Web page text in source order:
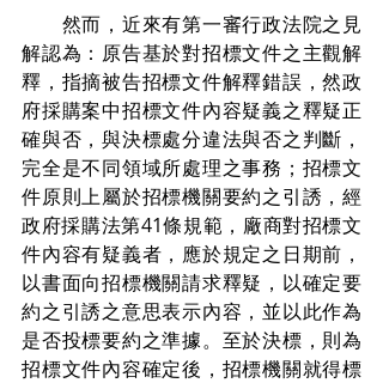
然而，近來有第一審行政法院之見
解認為：原告基於對招標文件之主觀解
釋，指摘被告招標文件解釋錯誤，然政
府採購案中招標文件內容疑義之釋疑正
確與否，與決標處分違法與否之判斷，
完全是不同領域所處理之事務；招標文
件原則上屬於招標機關要約之引誘，經
政府採購法第41條規範，廠商對招標文
件內容有疑義者，應於規定之日期前，
以書面向招標機關請求釋疑，以確定要
約之引誘之意思表示內容，並以此作為
是否投標要約之準據。至於決標，則為
招標文件內容確定後，招標機關就得標